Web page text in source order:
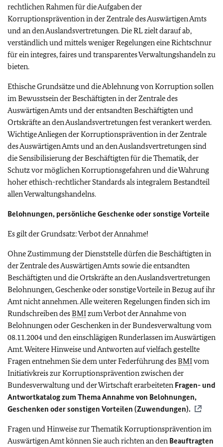
rechtlichen Rahmen für die Aufgaben der
Korruptionsprävention in der Zentrale des Auswärtigen Amts
und an den Auslandsvertretungen. Die RL zielt darauf ab,
verständlich und mittels weniger Regelungen eine Richtschnur
für ein integres, faires und transparentes Verwaltungshandeln zu
bieten.
Ethische Grundsätze und die Ablehnung von Korruption sollen
im Bewusstsein der Beschäftigten in der Zentrale des
Auswärtigen Amts und der entsandten Beschäftigten und
Ortskräfte an den Auslandsvertretungen fest verankert werden.
Wichtige Anliegen der Korruptionsprävention in der Zentrale
des Auswärtigen Amts und an den Auslandsvertretungen sind
die Sensibilisierung der Beschäftigten für die Thematik, der
Schutz vor möglichen Korruptionsgefahren und die Wahrung
hoher ethisch-rechtlicher Standards als integralem Bestandteil
allen Verwaltungshandelns.
Belohnungen, persönliche Geschenke oder sonstige Vorteile
Es gilt der Grundsatz: Verbot der Annahme!
Ohne Zustimmung der Dienststelle dürfen die Beschäftigten in
der Zentrale des Auswärtigen Amts sowie die entsandten
Beschäftigten und die Ortskräfte an den Auslandsvertretungen
Belohnungen, Geschenke oder sonstige Vorteile in Bezug auf ihr
Amt nicht annehmen. Alle weiteren Regelungen finden sich im
Rundschreiben desBMIzum Verbot der Annahme von
Belohnungen oder Geschenken in der Bundesverwaltung vom
08.11.2004 und den einschlägigen Runderlassen im Auswärtigen
Amt. Weitere Hinweise und Antworten auf vielfach gestellte
Fragen entnehmen Sie dem unter Federführung desBMIvom
Initiativkreis zur Korruptionsprävention zwischen der
Bundesverwaltung und der Wirtschaft erarbeiteten Fragen- und
Antwortkatalog zum Thema Annahme von Belohnungen,
Geschenken oder sonstigen Vorteilen (Zuwendungen).
Fragen und Hinweise zur Thematik Korruptionsprävention im
Auswärtigen Amt können Sie auch richten an den Beauftragten